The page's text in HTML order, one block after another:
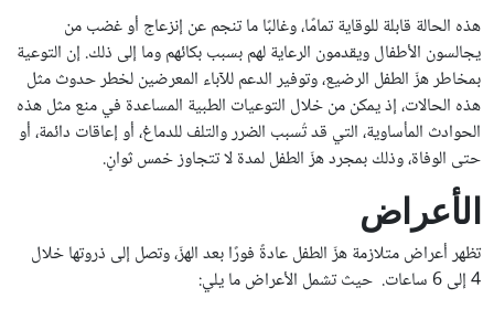
هذه الحالة قابلة للوقاية تمامًا، وغالبًا ما تنجم عن إنزعاج أو غضب من
يجالسون الأطفال ويقدمون الرعاية لهم بسبب بكائهم وما إلى ذلك. إن التوعية
بمخاطر هزّ الطفل الرضيع، وتوفير الدعم للآباء المعرضين لخطر حدوث مثل
هذه الحالات، إذ يمكن من خلال التوعيات الطبية المساعدة في منع مثل هذه
الحوادث المأساوية، التي قد تُسبب الضرر والتلف للدماغ، أو إعاقات دائمة، أو
حتى الوفاة، وذلك بمجرد هزّ الطفل لمدة لا تتجاوز خمس ثوانٍ.
الأعراض
تظهر أعراض متلازمة هزّ الطفل عادةً فورًا بعد الهزّ، وتصل إلى ذروتها خلال
4 إلى 6 ساعات. حيث تشمل الأعراض ما يلي: